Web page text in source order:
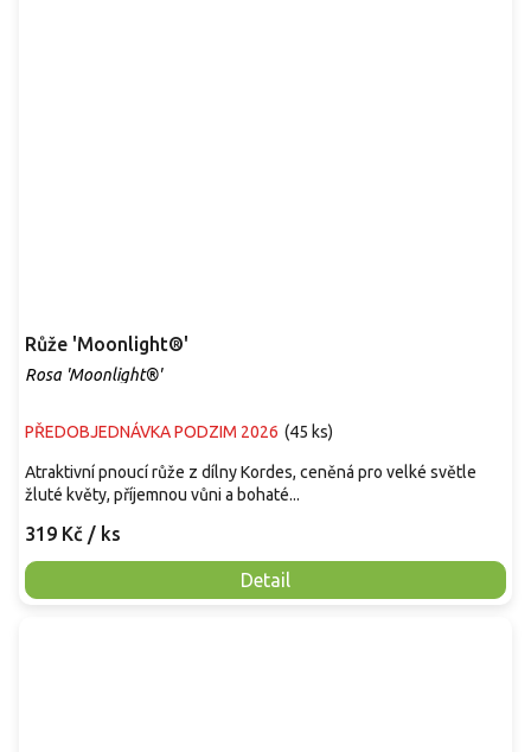
Růže 'Moonlight®'
Rosa 'Moonlight®'
PŘEDOBJEDNÁVKA PODZIM 2026 (45 ks)
319 Kč / ks
Detail
Atraktivní pnoucí růže z dílny Kordes, ceněná pro velké světle
žluté květy, příjemnou vůni a bohaté...